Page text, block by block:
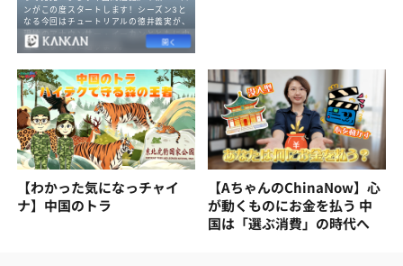
【わかった気になっチャイ
ナ】中国のトラ
【AちゃんのChinaNow】心
が動くものにお金を払う 中
国は「選ぶ消費」の時代へ